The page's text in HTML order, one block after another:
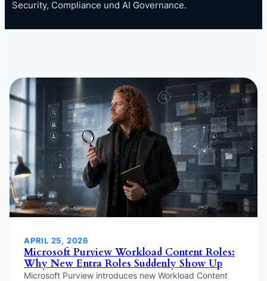
Security, Compliance und AI Governance.
APRIL 25, 2026
Microsoft Purview Workload Content Roles:
Why New Entra Roles Suddenly Show Up
Microsoft Purview introduces new Workload Content